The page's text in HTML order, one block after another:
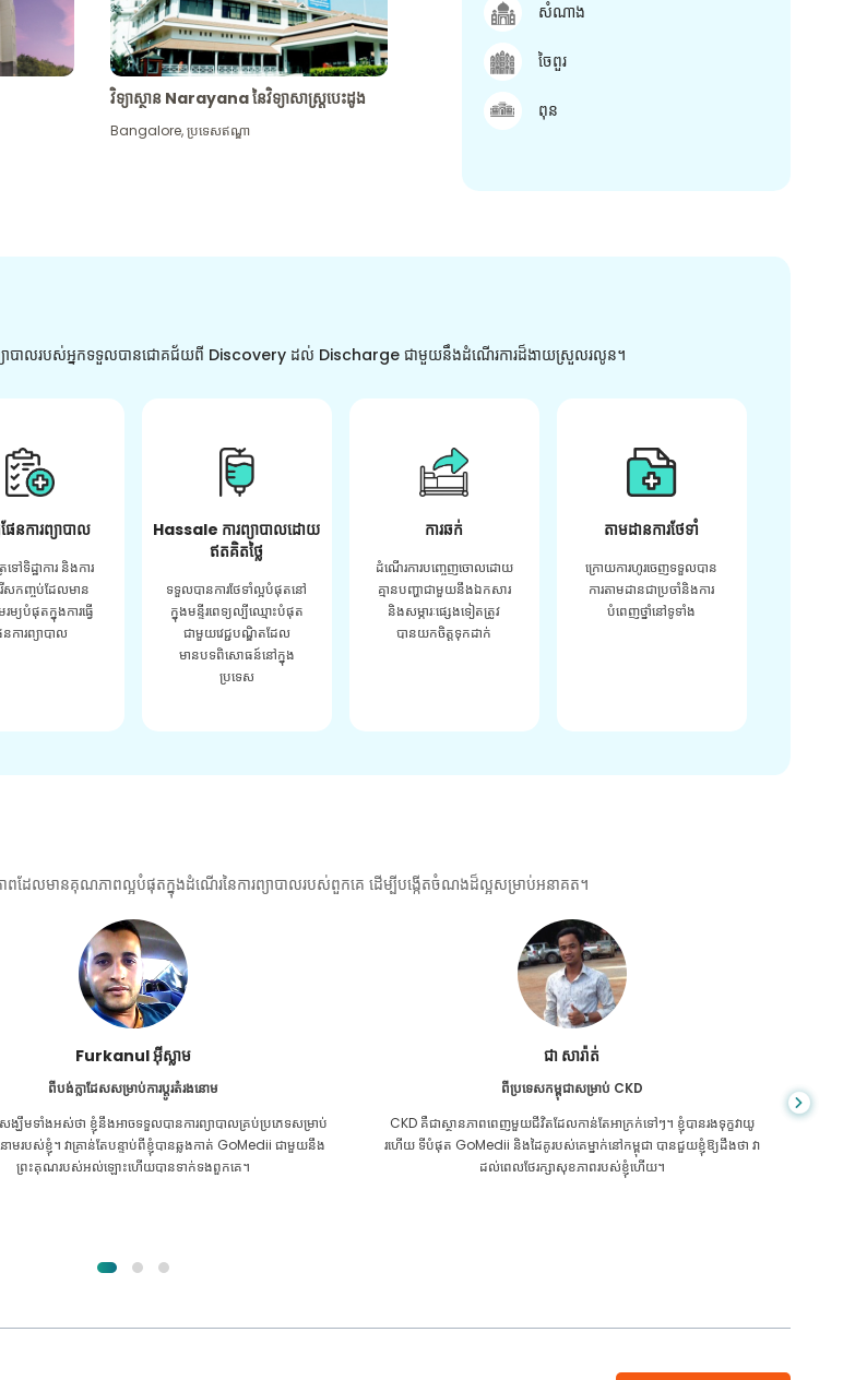
វិទ្យាស្ថាន Narayana នៃវិទ្យាសាស្រ្តបេះដូង
Bangalore,ប្រទេសឥណ្ឌា
សំណាង
ចៃពួរ
ពុន
រព្យាបាលរបស់អ្នកទទួលបានជោគជ័យពី Discovery ដល់ Discharge ជាមួយនឹងដំណើរការដ៏ងាយស្រួលរលូន។
ផែនការព្យាបាល
ៅទិដ្ឋាការ និងការ
ើសកញ្ចប់ដែលមាន
ម្យបំផុតក្នុងការធ្វើ
នការព្យាបាល
Hassale ការព្យាបាលដោយ
ឥតគិតថ្លៃ
ទទួលបានការថែទាំល្អបំផុតនៅ
ក្នុងមន្ទីរពេទ្យល្បីឈ្មោះបំផុត
ជាមួយវេជ្ជបណ្ឌិតដែល
មានបទពិសោធន៍នៅក្នុង
ប្រទេស
ការឆក់
ដំណើរការបញ្ចេញចោលដោយ
គ្មានបញ្ហាជាមួយនឹងឯកសារ
និងសម្ភារៈផ្សេងទៀតត្រូវ
បានយកចិត្តទុកដាក់
តាមដានការថែទាំ
ក្រោយ​ការ​ហូរ​ចេញ​ទទួល​បាន​
ការ​តាមដាន​ជា​ប្រចាំ​និង​ការ​
បំពេញ​ថ្នាំ​នៅ​ទូទាំង​
ែលមានគុណភាពល្អបំផុតក្នុងដំណើរនៃការព្យាបាលរបស់ពួកគេ ដើម្បីបង្កើតចំណងដ៏ល្អសម្រាប់អនាគត។
Furkanul អ៊ីស្លាម
ពីបង់ក្លាដែសសម្រាប់ការប្តូរតំរងនោម
សង្ឃឹម​ទាំង​អស់​ថា ខ្ញុំ​នឹង​អាច​ទទួល​បាន​ការ​ព្យាបាល​គ្រប់​ប្រភេទ​សម្រាប់​
ម​របស់​ខ្ញុំ។ វាគ្រាន់តែបន្ទាប់ពីខ្ញុំបានឆ្លងកាត់ GoMedii ជាមួយនឹង
ព្រះគុណរបស់អល់ឡោះហើយបានទាក់ទងពួកគេ។
ជា សារ៉ាត់
ពីប្រទេសកម្ពុជាសម្រាប់ CKD
CKD គឺ​ជា​ស្ថានភាព​ពេញ​មួយ​ជីវិត​ដែល​កាន់តែ​អាក្រក់​ទៅៗ។ ខ្ញុំបានរងទុក្ខវាយូ
រហើយ ទីបំផុត GoMedii និងដៃគូរបស់គេម្នាក់នៅកម្ពុជា បានជួយខ្ញុំឱ្យដឹងថា វា
ដល់ពេលថែរក្សាសុខភាពរបស់ខ្ញុំហើយ។